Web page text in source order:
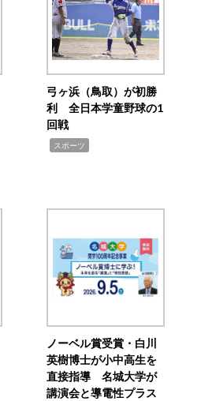
弓ヶ浜（鳥取）が初勝
利 全日本学童野球の1
回戦
スポーツ
ノーベル賞受賞・白川
英樹博士が小中高生を
直接指導 名城大学が
講演会と導電性プラス